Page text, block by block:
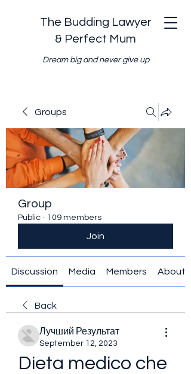
The Budding Lawyer
& Perfect Mum
Dream big and never give up
Groups
Group
Public · 109 members
Join
Discussion Media Members About
Back
Лучший Результат
September 12, 2023
Dieta medico che